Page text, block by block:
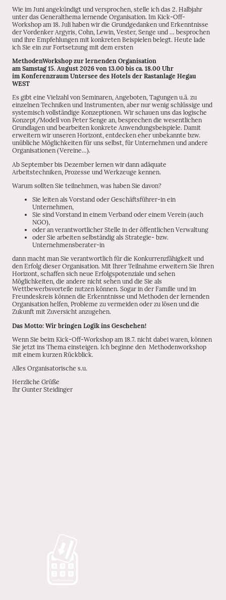
Wie im Juni angekündigt und versprochen, stelle ich das 2. Halbjahr
unter das Generalthema lernende Organisation. Im Kick-Off-
Workshop am 18. Juli haben wir die Grundgedanken und Erkenntnisse
der Vordenker Argyris, Cohn, Lewin, Vester, Senge und … besprochen
und ihre Empfehlungen mit konkreten Beispielen belegt. Heute lade
ich Sie ein zur Fortsetzung mit dem ersten
MethodenWorkshop zur lernenden Organisation
am Samstag 15. August 2026 von 13.00 bis ca. 18.00 Uhr
im Konferenzraum Untersee des Hotels der Rastanlage Hegau
WEST
Es gibt eine Vielzahl von Seminaren, Angeboten, Tagungen u.ä. zu
einzelnen Techniken und Instrumenten, aber nur wenig schlüssige und
systemisch vollständige Konzeptionen. Wir schauen uns das logische
Konzept/Modell von Peter Senge an, besprechen die wesentlichen
Grundlagen und bearbeiten konkrete Anwendungsbeispiele. Damit
erweitern wir unseren Horizont, entdecken eher unbekannte bzw.
unübliche Möglichkeiten für uns selbst, für Unternehmen und andere
Organisationen (Vereine…).
Ab September bis Dezember lernen wir dann adäquate
Arbeitstechniken, Prozesse und Werkzeuge kennen.
Warum sollten Sie teilnehmen, was haben Sie davon?
Sie leiten als Vorstand oder Geschäftsführer-in ein
Unternehmen,
Sie sind Vorstand in einem Verband oder einem Verein (auch
NGO),
oder an verantwortlicher Stelle in der öffentlichen Verwaltung
oder Sie arbeiten selbständig als Strategie- bzw.
Unternehmensberater-in
dann macht man Sie verantwortlich für die Konkurrenzfähigkeit und
den Erfolg dieser Organisation. Mit Ihrer Teilnahme erweitern Sie Ihren
Horizont, schaffen sich neue Erfolgspotenziale und sehen
Möglichkeiten, die andere nicht sehen und die Sie als
Wettbewerbsvorteile nutzen können. Sogar in der Familie und im
Freundeskreis können die Erkenntnisse und Methoden der lernenden
Organisation helfen, Probleme zu vermeiden oder zu lösen und die
Zukunft mit Zuversicht anzugehen.
Das Motto: Wir bringen Logik ins Geschehen!
Wenn Sie beim Kick-Off-Workshop am 18.7. nicht dabei waren, können
Sie jetzt ins Thema einsteigen. Ich beginne den Methodenworkshop
mit einem kurzen Rückblick.
Alles Organisatorische s.u.
Herzliche Grüße
Ihr Gunter Steidinger